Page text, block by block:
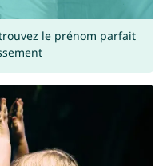
le prénom parfait